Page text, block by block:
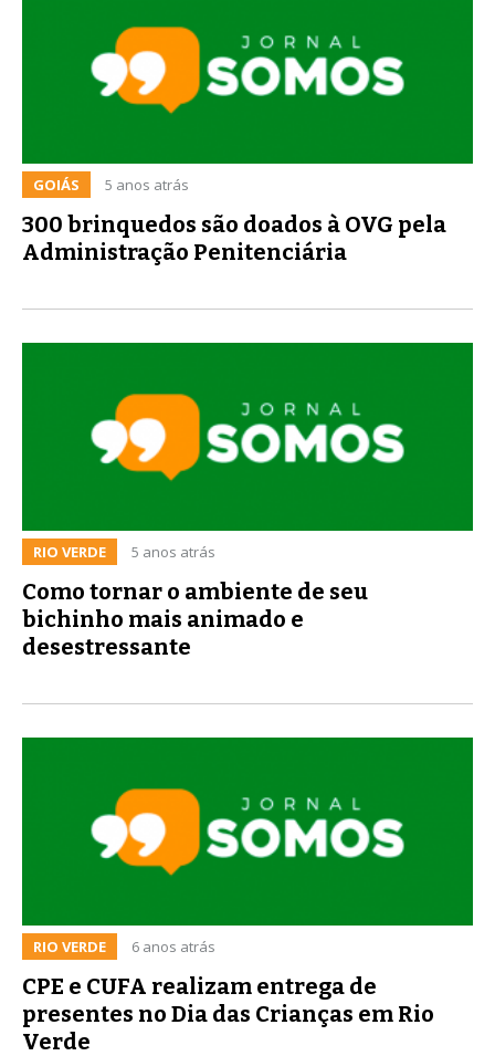
GOIÁS 5 anos atrás
300 brinquedos são doados à OVG pela
Administração Penitenciária
RIO VERDE 5 anos atrás
Como tornar o ambiente de seu
bichinho mais animado e
desestressante
RIO VERDE 6 anos atrás
CPE e CUFA realizam entrega de
presentes no Dia das Crianças em Rio
Verde